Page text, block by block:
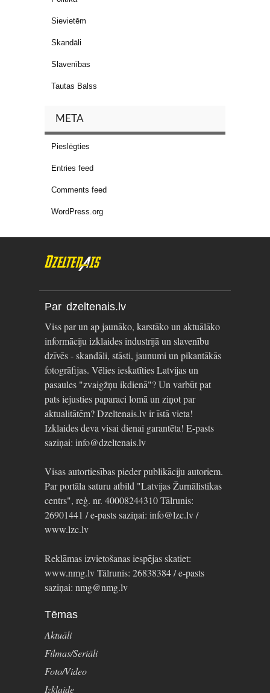
Sievietēm
Skandāli
Slavenības
Tautas Balss
META
Pieslēgties
Entries feed
Comments feed
WordPress.org
Par dzeltenais.lv
Viss par un ap jaunāko, karstāko un aktuālāko
informāciju izklaides industrijā un slavenību
dzīvēs - skandāli, stāsti, jaunumi un pikantākās
fotogrāfijas. Vēlies ieskatīties Latvijas un
pasaules "zvaigžņu ikdienā"? Un varbūt pat
pats iejusties paparaci lomā un ziņot par
aktualitātēm? Dzeltenais.lv ir īstā vieta!
Izklaides deva visai dienai garantēta! E-pasts
saziņai: info@dzeltenais.lv
Visas autortiesības pieder publikāciju autoriem.
Par portāla saturu atbild "Latvijas Žurnālistikas
centrs", reģ. nr. 40008244310 Tālrunis:
26901441 / e-pasts saziņai: info@lzc.lv /
www.lzc.lv
Reklāmas izvietošanas iespējas skatiet:
www.nmg.lv Tālrunis: 26838384 / e-pasts
saziņai: nmg@nmg.lv
Tēmas
Aktuāli
Filmas/Seriāli
Foto/Video
Izklaide